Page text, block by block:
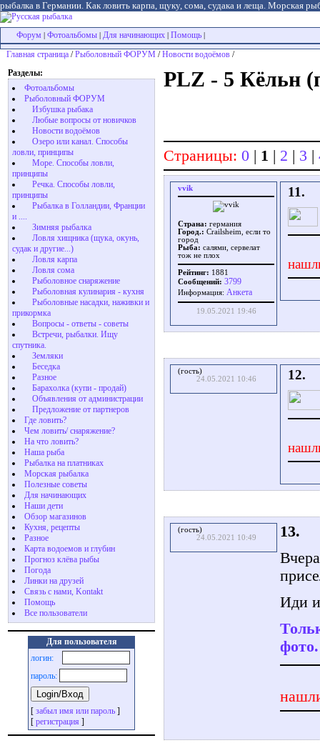
рыбалка в Германии. Как ловить карпа, щуку, сома, судака и леща. Морская
Форум Фотоальбомы Для начинающих Помощь
Главная страница /Рыболовный ФОРУМ /Новости водоёмов /
Разделы:
Фотоальбомы
Рыболовный ФОРУМ
Избушка рыбака
Любые вопросы от новичков
Новости водоёмов
Озеро или канал. Способы
ловли, принципы
Море. Способы ловли,
принципы
Речка. Способы ловли,
принципы
Рыбалка в Голландии, Франции
и ....
Зимняя рыбалка
Ловля хищника (щука, окунь,
судак и другие...)
Ловля карпа
Ловля сома
Рыболовное снаряжение
Рыболовная кулинария - кухня
Рыболовные насадки, наживки и
прикормка
Вопросы - ответы - советы
Встречи, рыбалки. Ищу
спутника.
Земляки
Беседка
Разное
Барахолка (купи - продай)
Объявления от администрации
Предложение от партнеров
Где ловить?
Чем ловить/ снаряжение?
На что ловить?
Наша рыба
Рыбалка на платниках
Морская рыбалка
Полезные советы
Для начинающих
Наши дети
Обзор магазинов
Кухня, рецепты
Разное
Карта водоемов и глубин
Прогноз клёва рыбы
Погода
Линки на друзей
Связь с нами, Kontakt
Помощь
Все пользователи
Для пользователя
логин:
пароль:
[ забыл имя или пароль ]
[ регистрация ]
PLZ - 5 Кёльн
Страницы: 0 | 1 | 2 | 3 |
vvik
Страна: германия
Город.: Crailsheim, если то
город
Рыба: салями, сервелат
тож не плох
Рейтинг: 1881
Сообщений: 3799
Информация: Aнкета
19.05.2021 19:46
11.
(гость)
24.05.2021 10:46
12.
(гость)
24.05.2021 10:49
13.
Иди
фото.